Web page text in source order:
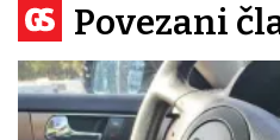
Povezani